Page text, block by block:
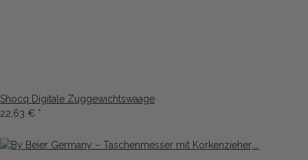
Shocq Digitale Zuggewichtswaage
22,63 € *